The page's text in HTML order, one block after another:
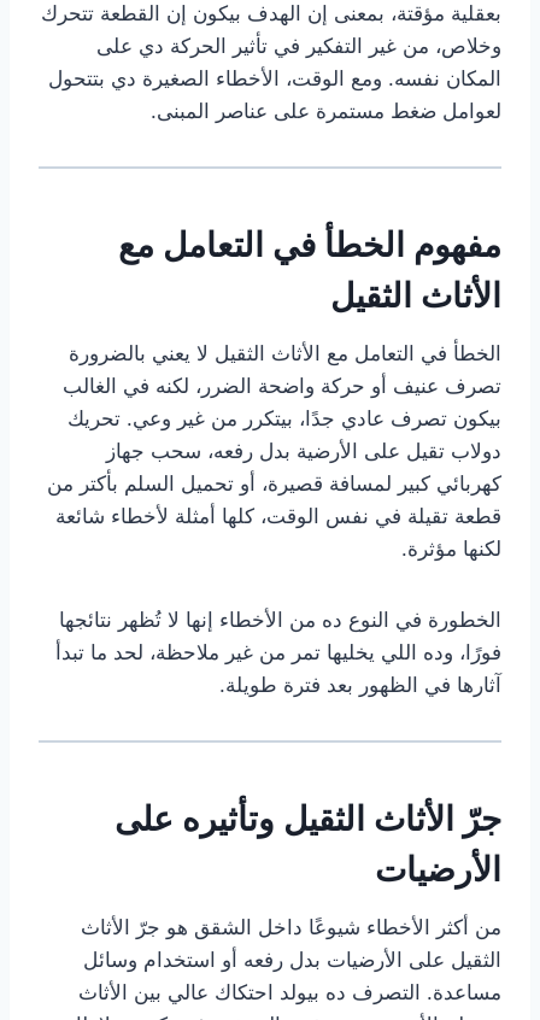
بعقلية مؤقتة، بمعنى إن الهدف بيكون إن القطعة تتحرك
وخلاص، من غير التفكير في تأثير الحركة دي على
المكان نفسه. ومع الوقت، الأخطاء الصغيرة دي بتتحول
لعوامل ضغط مستمرة على عناصر المبنى.
مفهوم الخطأ في التعامل مع
الأثاث الثقيل
الخطأ في التعامل مع الأثاث الثقيل لا يعني بالضرورة
تصرف عنيف أو حركة واضحة الضرر، لكنه في الغالب
بيكون تصرف عادي جدًا، بيتكرر من غير وعي. تحريك
دولاب تقيل على الأرضية بدل رفعه، سحب جهاز
كهربائي كبير لمسافة قصيرة، أو تحميل السلم بأكتر من
قطعة تقيلة في نفس الوقت، كلها أمثلة لأخطاء شائعة
لكنها مؤثرة.
الخطورة في النوع ده من الأخطاء إنها لا تُظهر نتائجها
فورًا، وده اللي يخليها تمر من غير ملاحظة، لحد ما تبدأ
آثارها في الظهور بعد فترة طويلة.
جرّ الأثاث الثقيل وتأثيره على
الأرضيات
من أكثر الأخطاء شيوعًا داخل الشقق هو جرّ الأثاث
الثقيل على الأرضيات بدل رفعه أو استخدام وسائل
مساعدة. التصرف ده بيولد احتكاك عالي بين الأثاث